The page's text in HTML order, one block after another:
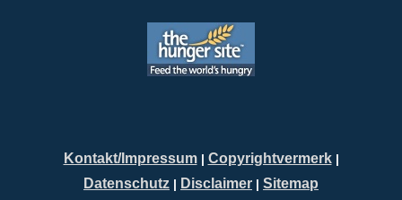
Kontakt/Impressum| Copyrightvermerk|
Datenschutz | Disclaimer | Sitemap